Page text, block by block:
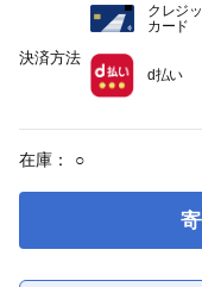
在庫： ○
決済方法
クレジ
カード
d払い